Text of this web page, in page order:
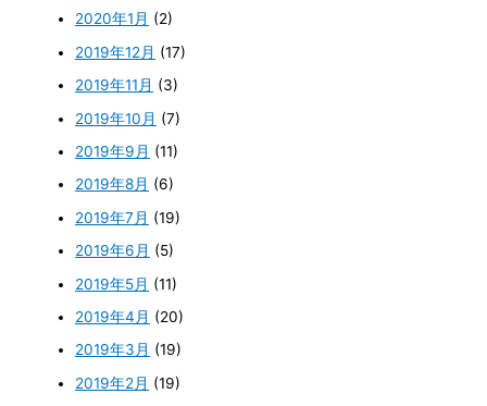
2020年1月 (2)
2019年12月 (17)
2019年11月 (3)
2019年10月 (7)
2019年9月 (11)
2019年8月 (6)
2019年7月 (19)
2019年6月 (5)
2019年5月 (11)
2019年4月 (20)
2019年3月 (19)
2019年2月 (19)